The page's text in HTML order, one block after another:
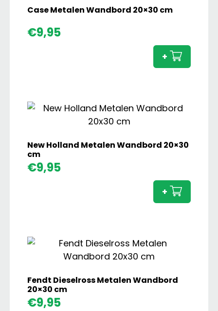
Case Metalen Wandbord 20×30 cm
€9,95
20x30
+
New Holland Metalen Wandbord 20×30
cm
€9,95
+
Fendt Dieselross Metalen Wandbord
20×30 cm
€9,95